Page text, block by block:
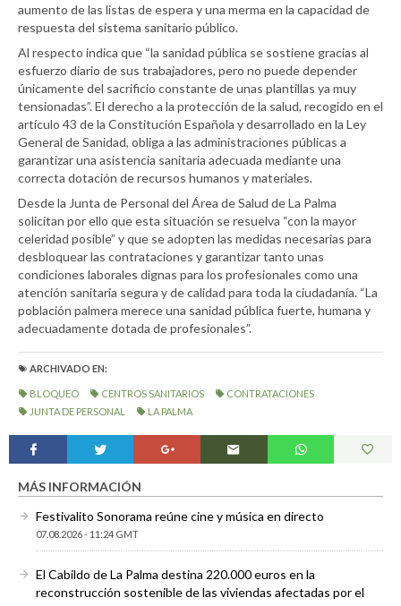
aumento de las listas de espera y una merma en la capacidad de
respuesta del sistema sanitario público.
Al respecto indica que “la sanidad pública se sostiene gracias al
esfuerzo diario de sus trabajadores, pero no puede depender
únicamente del sacrificio constante de unas plantillas ya muy
tensionadas”. El derecho a la protección de la salud, recogido en el
artículo 43 de la Constitución Española y desarrollado en la Ley
General de Sanidad, obliga a las administraciones públicas a
garantizar una asistencia sanitaria adecuada mediante una
correcta dotación de recursos humanos y materiales.
Desde la Junta de Personal del Área de Salud de La Palma
solicitan por ello que esta situación se resuelva “con la mayor
celeridad posible” y que se adopten las medidas necesarias para
desbloquear las contrataciones y garantizar tanto unas
condiciones laborales dignas para los profesionales como una
atención sanitaria segura y de calidad para toda la ciudadanía. “La
población palmera merece una sanidad pública fuerte, humana y
adecuadamente dotada de profesionales”.
ARCHIVADO EN:
BLOQUEO CENTROS SANITARIOS
CONTRATACIONES
JUNTA DE PERSONAL
LA PALMA
MÁS INFORMACIÓN
Festivalito Sonorama reúne cine y música en directo
07.08.2026 - 11:24 GMT
El Cabildo de La Palma destina 220.000 euros en la
reconstrucción sostenible de las viviendas afectadas por el